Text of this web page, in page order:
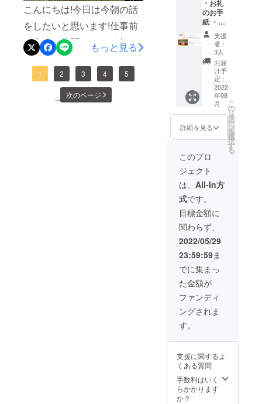
で生産者の想いに共感して
もらえたり、新潟の果物に
興味をもって頂けたり。新
潟そのものに興味をもって
もらえたら嬉しいです！最
終日、残りあとわずかな時
間まで応援ありがとうござ
こんにちは!今日は今朝の話
をしたいと思います!仕事前
の少しの時間でしたが末っ
子と散歩にでかけた時に
「そろそろお家に帰ろう
よ」と私が話かけるとしば
もっと見る
1 2 3 4 5
... 次のページ
が、原
材料や
表記に
ついて
は変更
となる
場合が
あるた
め、現
時点で
は明記
してお
りませ
ん。 ※
れるア
ン：も
も
（桃、
黄桃の
み）
ツ詰め
合わ
せ」１
箱 梨、
シャイ
ンマス
カット
（フ
ルーツ
は天候
や生育
状況に
より変
更する
ま
す。）
※返礼品
として
お届け
する新
潟フ
ルーツ
シロッ
プはサ
ンプル
段階の
ものに
なりま
す。も
ちろん
味や品
質は保
が、原
材料や
表記に
ついて
は変更
となる
・お礼
のお手
紙 ・新
潟フ
ルーツ
シロッ
プ（仮
名称）
お任せ
サンプ
（300g
入り）
５本
セット
（ ・フ
ルーツ
童夢
「シー
ズン
PREMI
UM（計
３回お
届
け）」
＜お届
け例＞
８月：
桃 １箱
９月：
新潟の
秋の味
覚「白
ねこハ
ト」
ンマス
カッ
ト、
梨、山
田さん
支援
者：
3人
お届
け予
定：
2022
年08
月
詳細を見る
こ
の
リ
タ
ー
ン
を
選
択
す
る
このプロ
ジェクト
は、 All-In方
式です。
目標金額に
関わらず、
2022/05/29
23:59:59ま
でに集まっ
た金額が
ファンディ
ングされま
す。
支援に関するよ
くある質問
手数料はいく
らかかります
か？